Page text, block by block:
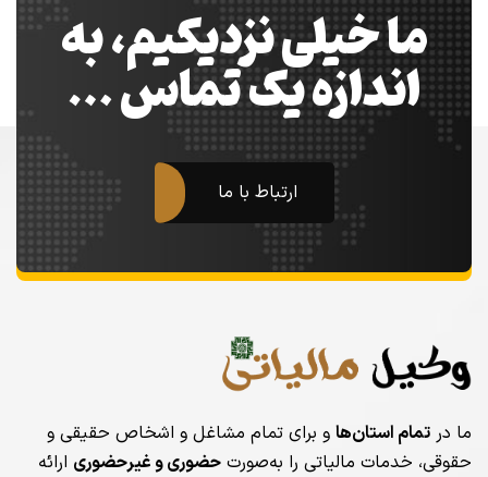
ما خیلی نزدیکیم، به
اندازه یک تماس …
ارتباط با ما
ما در تمام استان‌ها و برای تمام مشاغل و اشخاص حقیقی و
حقوقی، خدمات مالیاتی را به‌صورت حضوری و غیرحضوری ارائه